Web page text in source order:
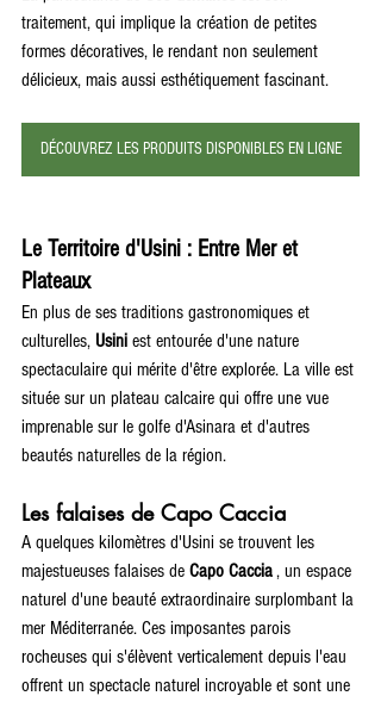
traitement, qui implique la création de petites
formes décoratives, le rendant non seulement
délicieux, mais aussi esthétiquement fascinant.
DÉCOUVREZ LES PRODUITS DISPONIBLES EN LIGNE
Le Territoire d'Usini : Entre Mer et
Plateaux
En plus de ses traditions gastronomiques et
culturelles, Usini est entourée d'une nature
spectaculaire qui mérite d'être explorée. La ville est
située sur un plateau calcaire qui offre une vue
imprenable sur le golfe d'Asinara et d'autres
beautés naturelles de la région.
Les falaises de Capo Caccia
A quelques kilomètres d'Usini se trouvent les
majestueuses falaises de Capo Caccia , un espace
naturel d'une beauté extraordinaire surplombant la
mer Méditerranée. Ces imposantes parois
rocheuses qui s'élèvent verticalement depuis l'eau
offrent un spectacle naturel incroyable et sont une